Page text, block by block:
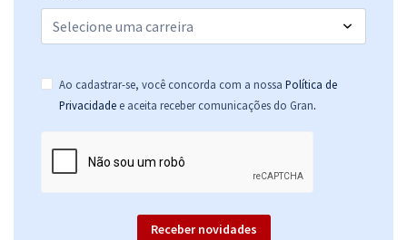
Ao cadastrar-se, você concorda com a nossa Política de
Privacidade e aceita receber comunicações do Gran.
Receber novidades